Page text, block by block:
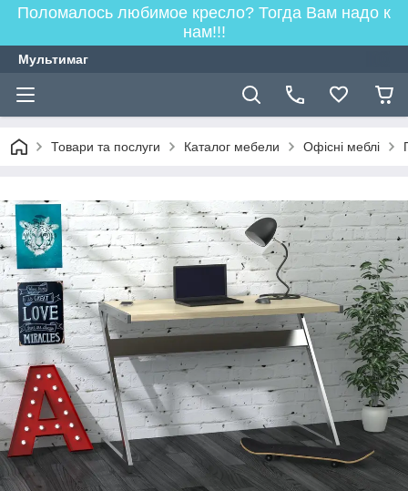
Поломалось любимое кресло? Тогда Вам надо к
нам!!!
Мультимаг
Товари та послуги Каталог мебели Офісні меблі